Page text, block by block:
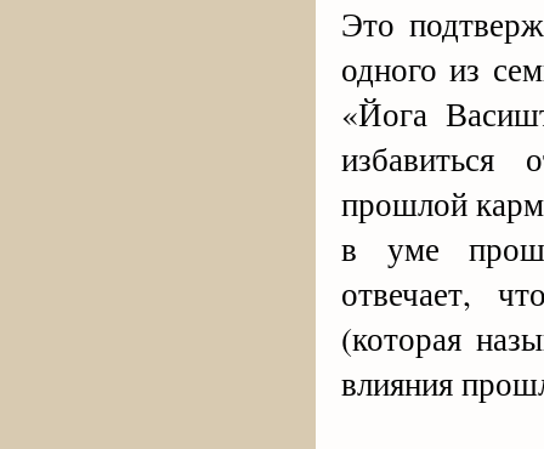
Это
одного из
«Йога
прошлой
в уме
отвечает,
(которая
влияния